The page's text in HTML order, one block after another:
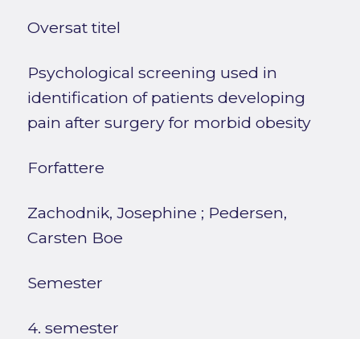
Oversat titel
Psychological screening used in
identification of patients developing
pain after surgery for morbid obesity
Forfattere
Zachodnik, Josephine ; Pedersen,
Carsten Boe
Semester
4. semester